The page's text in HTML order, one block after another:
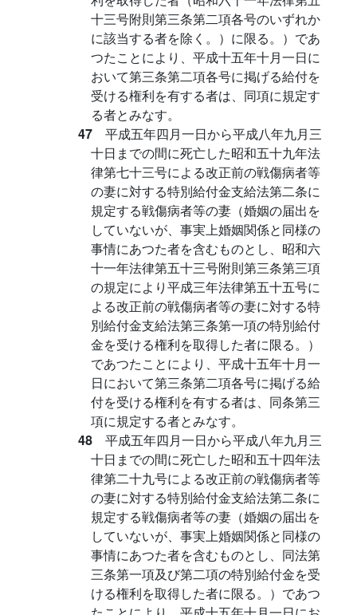
十三号附則第三条第二項各号のいずれか
に該当する者を除く。）に限る。）であ
つたことにより、平成十五年十月一日に
おいて第三条第二項各号に掲げる給付を
受ける権利を有する者は、同項に規定す
る者とみなす。
47 平成五年四月一日から平成八年九月三
十日までの間に死亡した昭和五十九年法
律第七十三号による改正前の戦傷病者等
の妻に対する特別給付金支給法第二条に
規定する戦傷病者等の妻（婚姻の届出を
していないが、事実上婚姻関係と同様の
事情にあつた者を含むものとし、昭和六
十一年法律第五十三号附則第三条第三項
の規定により平成三年法律第五十五号に
よる改正前の戦傷病者等の妻に対する特
別給付金支給法第三条第一項の特別給付
金を受ける権利を取得した者に限る。）
であつたことにより、平成十五年十月一
日において第三条第二項各号に掲げる給
付を受ける権利を有する者は、同条第三
項に規定する者とみなす。
48 平成五年四月一日から平成八年九月三
十日までの間に死亡した昭和五十四年法
律第二十九号による改正前の戦傷病者等
の妻に対する特別給付金支給法第二条に
規定する戦傷病者等の妻（婚姻の届出を
していないが、事実上婚姻関係と同様の
事情にあつた者を含むものとし、同法第
三条第一項及び第二項の特別給付金を受
ける権利を取得した者に限る。）であつ